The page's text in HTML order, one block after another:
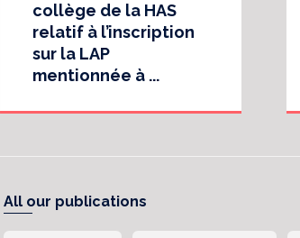
collège de la HAS
relatif à l’inscription
sur la LAP
mentionnée à ...
All our publications